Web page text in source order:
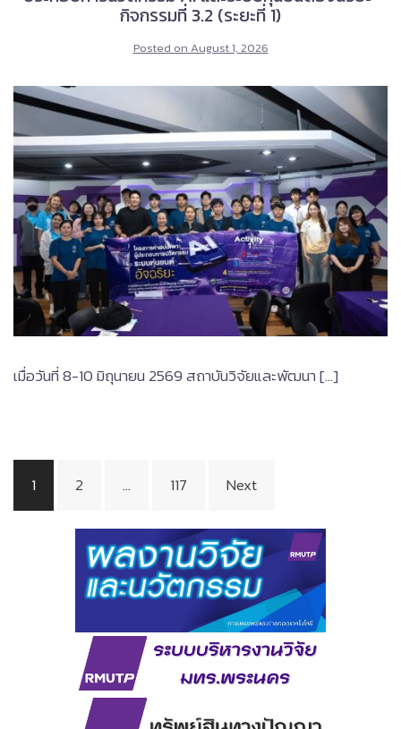
กิจกรรมที่ 3.2 (ระยะที่ 1)
Posted on August 1, 2026
เมื่อวันที่ 8-10 มิถุนายน 2569 สถาบันวิจัยและพัฒนา […]
Posts
pagination
1 2 … 117 Next